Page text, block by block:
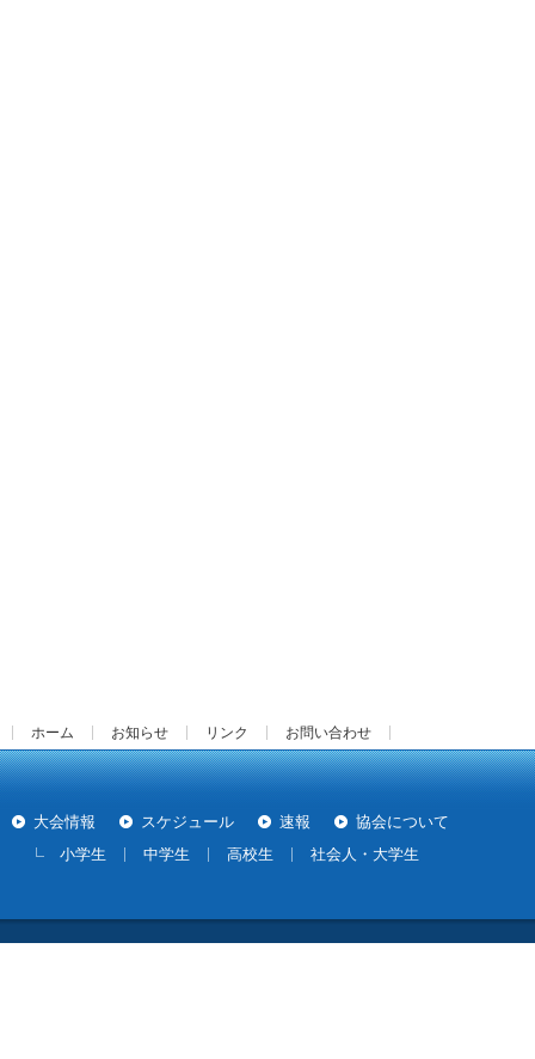
ホーム お知らせ リンク お問い合わせ
大会情報 スケジュール 速報
協会について
小学生
中学生 高校生 社会人・大学生